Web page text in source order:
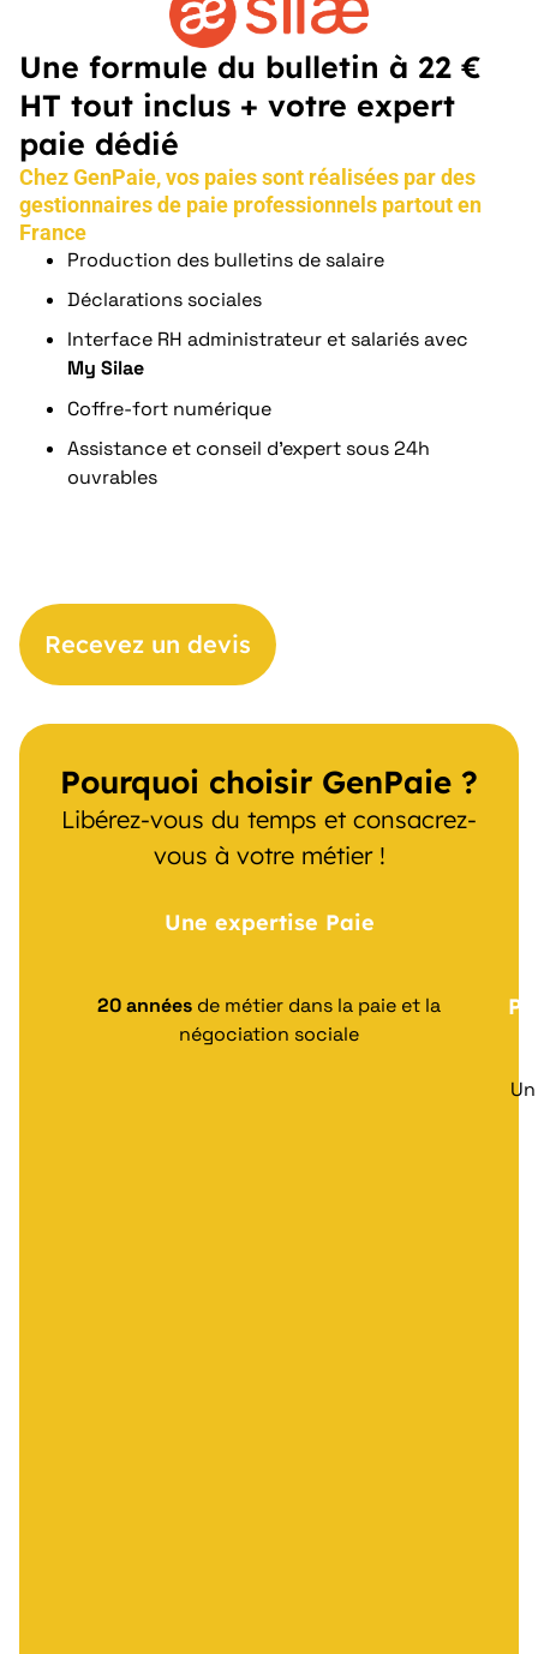
Une formule du bulletin à 22 €
HT tout inclus + votre expert
paie dédié
Chez GenPaie, vos paies sont réalisées par des
gestionnaires de paie professionnels partout en
France
Production des bulletins de salaire
Déclarations sociales
Interface RH administrateur et salariés avec
My Silae
Coffre-fort numérique
Assistance et conseil d’expert sous 24h
ouvrables
Recevez un devis
Pourquoi choisir GenPaie ?
Libérez-vous du temps et consacrez-
vous à votre métier !
Une expertise Paie
20 années de métier dans la paie et la
négociation sociale